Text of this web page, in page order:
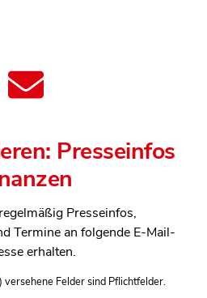
Presseinfos
Presseinfos,
Termine an folgende E-Mail-
erhalten.
) versehene Felder sind Pflichtfelder.